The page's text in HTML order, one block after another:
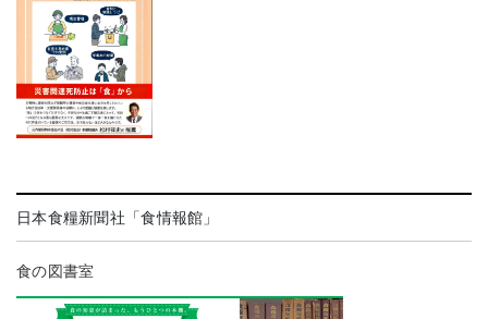
日本食糧新聞社「食情報館」
食の図書室